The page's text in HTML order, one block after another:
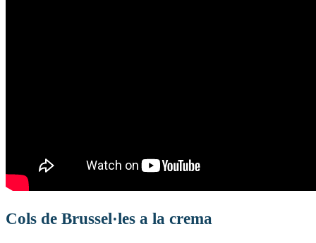
Cols de Brussel·les a la crema